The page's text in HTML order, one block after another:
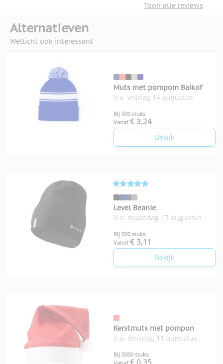
Toon alle reviews
Alternatieven
Wellicht ook interessant
Muts met pompom Baikof
V.a. vrijdag 14 augustus
Bij 500 stuks
Vanaf € 3,24
Bekijk
Level Beanie
V.a. maandag 17 augustus
Bij 500 stuks
Vanaf € 3,11
Bekijk
Kerstmuts met pompon
V.a. dinsdag 11 augustus
Bij 5000 stuks
€ 0,35